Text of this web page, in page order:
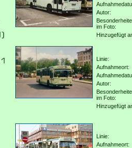
Autor:
im Foto:
Hinzugefügt
Linie:
Aufnahmeort:
Autor:
im Foto:
Hinzugefügt
Linie:
Aufnahmeort: